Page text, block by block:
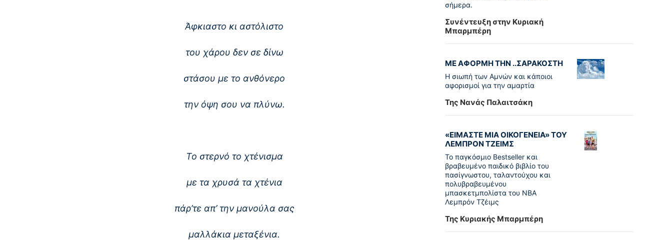
Άφκιαστο κι αστόλιστο
του χάρου δεν σε δίνω
στάσου με το ανθόνερο
την όψη σου να πλύνω.
Το στερνό το χτένισμα
με τα χρυσά τα χτένια
πάρ’τε απ’ την μανούλα σας
μαλλάκια μεταξένια.
σήμερα.
Συνέντευξη στην Κυριακή
Μπαρμπέρη
ΜΕ ΑΦΟΡΜΗ ΤΗΝ ..ΣΑΡΑΚΟΣΤΗ
Η σιωπή των Αμνών και κάποιοι
αφορισμοί για την αμαρτία
Της Νανάς Παλαιτσάκη
«ΕΙΜΑΣΤΕ ΜΙΑ ΟΙΚΟΓΕΝΕΙΑ» ΤΟΥ
ΛΕΜΠΡΟΝ ΤΖΕΙΜΣ
To παγκόσµιο Bestseller και
βραβευµένο παιδικό βιβλίο του
πασίγνωστου, ταλαντούχου και
πολυβραβευµένου
µπασκετµπολίστα του NBA
Λεµπρόν Τζέιμς
Της Κυριακής Μπαρμπέρη